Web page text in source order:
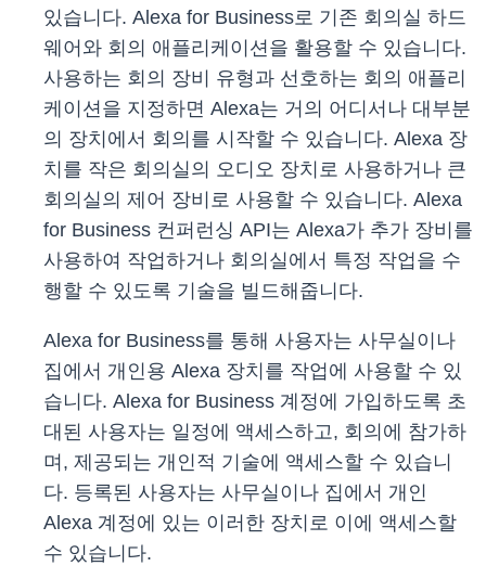
있습니다. Alexa for Business로 기존 회의실 하드
웨어와 회의 애플리케이션을 활용할 수 있습니다.
사용하는 회의 장비 유형과 선호하는 회의 애플리
케이션을 지정하면 Alexa는 거의 어디서나 대부분
의 장치에서 회의를 시작할 수 있습니다. Alexa 장
치를 작은 회의실의 오디오 장치로 사용하거나 큰
회의실의 제어 장비로 사용할 수 있습니다. Alexa
for Business 컨퍼런싱 API는 Alexa가 추가 장비를
사용하여 작업하거나 회의실에서 특정 작업을 수
행할 수 있도록 기술을 빌드해줍니다.
Alexa for Business를 통해 사용자는 사무실이나
집에서 개인용 Alexa 장치를 작업에 사용할 수 있
습니다. Alexa for Business 계정에 가입하도록 초
대된 사용자는 일정에 액세스하고, 회의에 참가하
며, 제공되는 개인적 기술에 액세스할 수 있습니
다. 등록된 사용자는 사무실이나 집에서 개인
Alexa 계정에 있는 이러한 장치로 이에 액세스할
수 있습니다.